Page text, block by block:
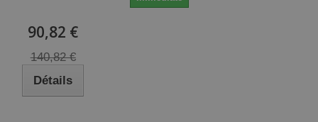
90,82 €
140,82 €
Détails